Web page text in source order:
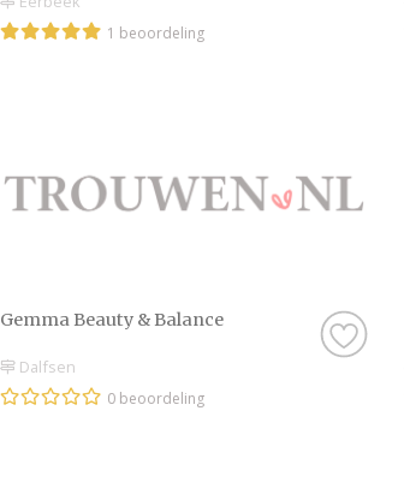
1 beoordeling
Gemma Beauty & Balance
Dalfsen
0 beoordeling